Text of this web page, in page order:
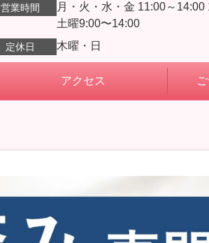
営業時間
月・火・水・金 11:00～14:00
土曜9:00〜14:00
定休日 木曜・日
アクセス